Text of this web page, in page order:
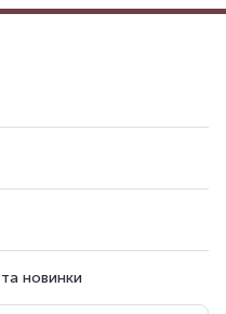
новинки